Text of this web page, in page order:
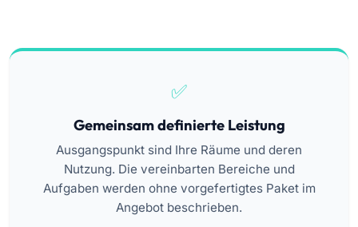
Gemeinsam definierte Leistung
Ausgangspunkt sind Ihre Räume und deren
Nutzung. Die vereinbarten Bereiche und
Aufgaben werden ohne vorgefertigtes Paket im
Angebot beschrieben.